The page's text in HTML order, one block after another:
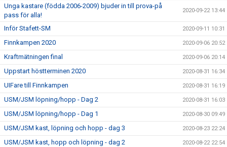
Unga kastare (födda 2006-2009) bjuder in till prova-på
pass för alla!
2020-09-22 13:44
Inför Stafett-SM 2020-09-11 10:31
Finnkampen 2020 2020-09-06 20:52
Kraftmätningen final 2020-09-06 20:14
Uppstart höstterminen 2020 2020-08-31 16:34
UIFare till Finnkampen 2020-08-31 16:19
USM/JSM löpning/hopp - Dag 2 2020-08-31 16:03
USM/JSM löpning/hopp - Dag 1 2020-08-30 09:49
USM/JSM kast, löpning och hopp - dag 3 2020-08-23 22:24
USM/JSM kast, hopp och löpning - dag 2 2020-08-22 22:54